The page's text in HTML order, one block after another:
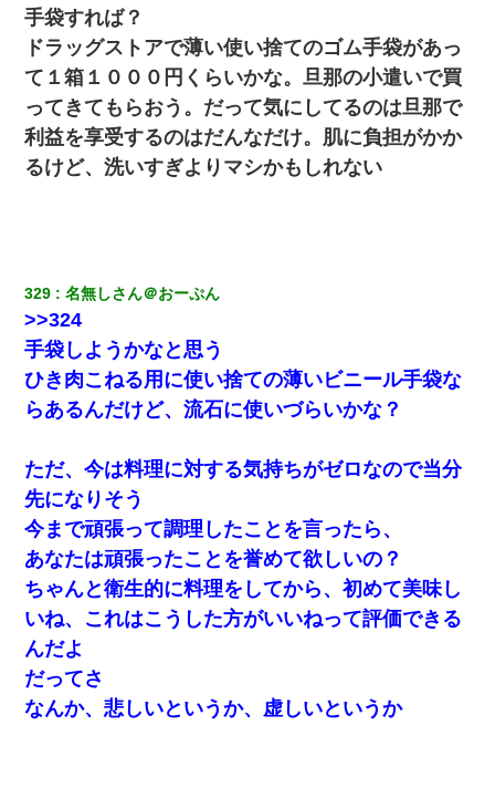
私『貯金貯まったし、やっと家建てられるね！』夫「実家を二世
帯住宅にした。それに貯金使った」→私『離婚しよう』夫「え
っ」私『使った貯金はあげるから』→すると…
【復讐】義兄嫁「生活費、足りない分を貸してほしい」私「貸す
わけないでしょｗｗｗｗ」→ 理由を話したら泣き出して・・私
（あまりにも希望通り）
転職先が決まったので退職の意思を伝えたら。上司「無責任」
「簡単には辞めさせない」私（どうせ辞めるし…）→ 思いっきり
反論をしてみた
アパートのドアに『ハンザイ者！この人はさいあくの人です』と
同じマンションに住んでる女性が鍵をわかりやすいところに隠し
ている事に気づいた俺「忍びこんでみよう！」→ 結果
私は家が貧しくて、手に職をつけようと看護師になった。だけど
卒業を控えた年の1月末、車にひかれて看護師になれなくなった。
ワイ144kg彼女98kgデブカップル、1年間毎日行為しまくった結
果
今日夫の実家に泊ったんだけど、朝起きたら股間がなんかモッコ
手袋すれば？
ドラッグストアで薄い使い捨てのゴム手袋があっ
て１箱１０００円くらいかな。旦那の小遣いで買
ってきてもらおう。だって気にしてるのは旦那で
利益を享受するのはだんなだけ。肌に負担がかか
るけど、洗いすぎよりマシかもしれない
329 名無しさん＠おーぷん
>>324
手袋しようかなと思う
ひき肉こねる用に使い捨ての薄いビニール手袋な
らあるんだけど、流石に使いづらいかな？
ただ、今は料理に対する気持ちがゼロなので当分
先になりそう
今まで頑張って調理したことを言ったら、
あなたは頑張ったことを誉めて欲しいの？
ちゃんと衛生的に料理をしてから、初めて美味し
いね、これはこうした方がいいねって評価できる
んだよ
だってさ
なんか、悲しいというか、虚しいというか